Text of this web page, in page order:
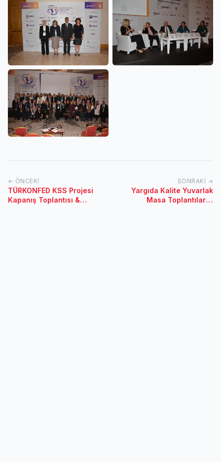
← ÖNCEKI
TÜRKONFED KSS Projesi
Kapanış Toplantısı &
SONRAKI →
Yargıda Kalite Yuvarlak
Masa Toplantıları -